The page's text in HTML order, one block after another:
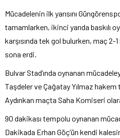
Mücadelenin ilk yarısını
tamamlarken, ikinci yarıda baskılı
karşısında tek gol bulurken, maç
sona erdi.
Bulvar Stad’ında oynanan
Taşdeler ve Çağatay Yılmaz
Aydınkan maçta Saha Komiseri
90 dakikası tempolu oynanan
Dakikada Erhan Göç’ün kendi